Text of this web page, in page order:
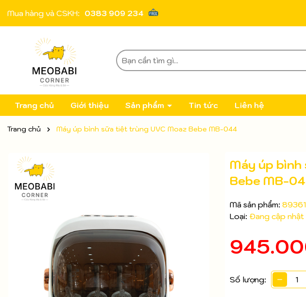
Mua hàng và CSKH: 0383 909 234
Trang chủ Giới thiệu Sản phẩm Tin tức Liên hệ
Trang chủ Máy úp bình sữa tiệt trùng UVC Moaz Bebe MB-044
Máy úp
Bebe MB-
Mã sản phẩm:
Loại: Đang cập nhật
Số lượng:
Ngày hết hạn:
Điều kiện: